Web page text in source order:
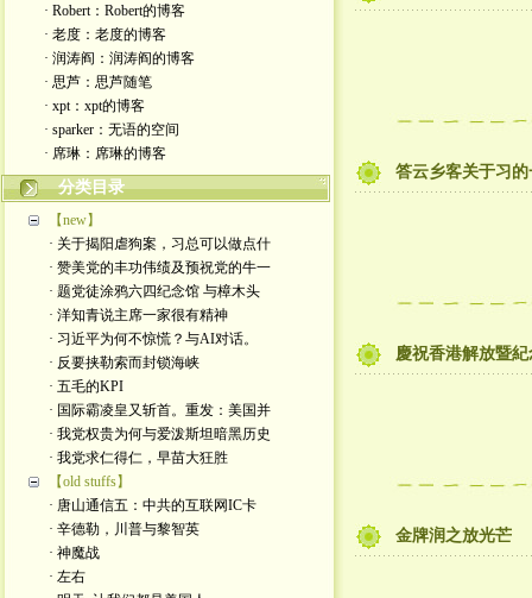
· Robert：Robert的博客
· 老度：老度的博客
· 润涛阎：润涛阎的博客
· 思芦：思芦随笔
· xpt：xpt的博客
· sparker：无语的空间
· 席琳：席琳的博客
分类目录
【new】
· 关于揭阳虐狗案，习总可以做点什
· 赞美党的丰功伟绩及预祝党的牛一
· 题党徒涂鸦六四纪念馆 与樟木头
· 洋知青说主席一家很有精神
· 习近平为何不惊慌？与AI对话。
· 反要挟勒索而封锁海峡
· 五毛的KPI
· 国际霸凌皇又斩首。重发：美国并
· 我党权贵为何与爱泼斯坦暗黑历史
· 我党求仁得仁，早苗大狂胜
【old stuffs】
· 唐山通信五：中共的互联网IC卡
· 辛德勒，川普与黎智英
· 神魔战
· 左右
答云乡客关于习
慶祝香港解放暨
金牌润之放光芒